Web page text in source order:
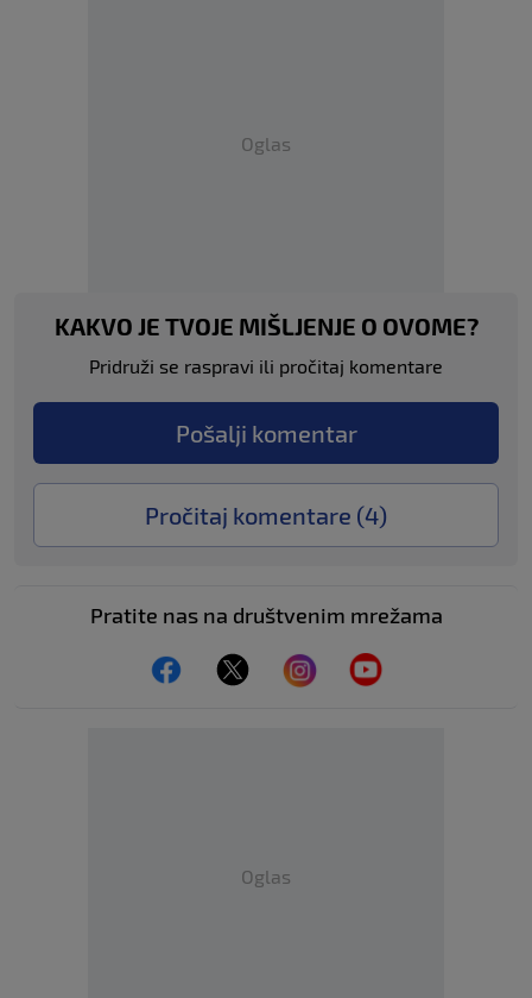
Oglas
KAKVO JE TVOJE MIŠLJENJE O OVOME?
Pridruži se raspravi ili pročitaj komentare
Pošalji komentar
Pročitaj komentare (4)
Pratite nas na društvenim mrežama
Oglas